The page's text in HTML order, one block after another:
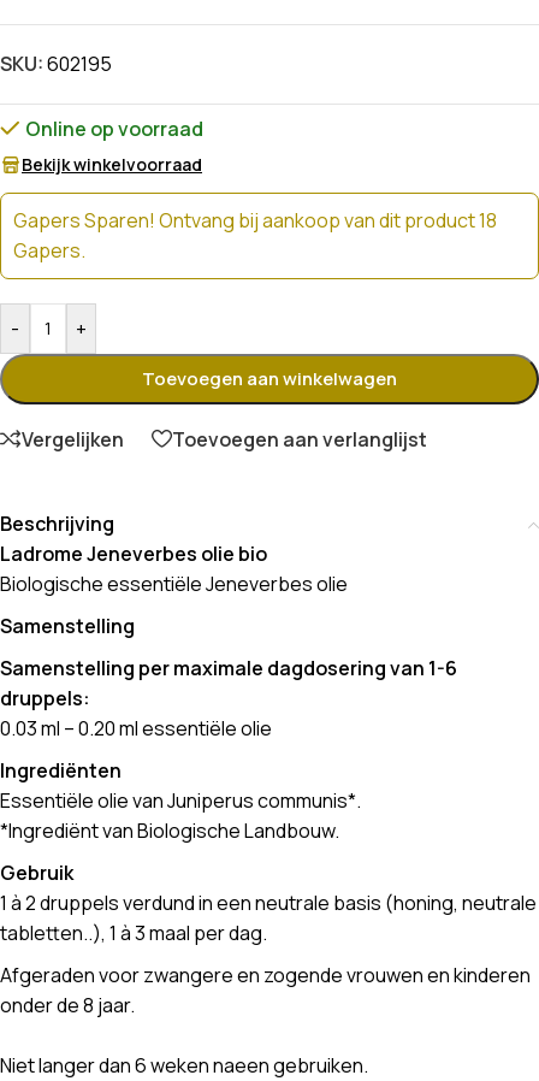
SKU:602195
Online op voorraad
Bekijk winkelvoorraad
Gapers Sparen! Ontvang bij aankoop van dit product 18
Gapers.
- +
Toevoegen aan winkelwagen
Vergelijken Toevoegen aan verlanglijst
Beschrijving
Ladrome Jeneverbes olie bio
Biologische essentiële Jeneverbes olie
Samenstelling
Samenstelling per maximale dagdosering van 1-6
druppels:
0.03 ml – 0.20 ml essentiële olie
Ingrediënten
Essentiële olie van Juniperus communis*.
*Ingrediënt van Biologische Landbouw.
Gebruik
1 à 2 druppels verdund in een neutrale basis (honing, neutrale
tabletten..), 1 à 3 maal per dag.
Afgeraden voor zwangere en zogende vrouwen en kinderen
onder de 8 jaar.
Niet langer dan 6 weken naeen gebruiken.